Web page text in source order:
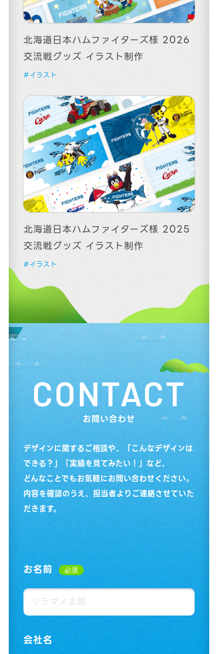
北海道日本ハムファイターズ様 2026
交流戦グッズ イラスト制作
#イラスト
北海道日本ハムファイターズ様 2025
交流戦グッズ イラスト制作
#イラスト
CONTACT
お問い合わせ
デザインに関するご相談や、「こんなデザインは
できる？」「実績を見てみたい！」など、
どんなことでもお気軽にお問い合わせください。
内容を確認のうえ、担当者よりご連絡させていた
だきます。
お名前 必須
会社名